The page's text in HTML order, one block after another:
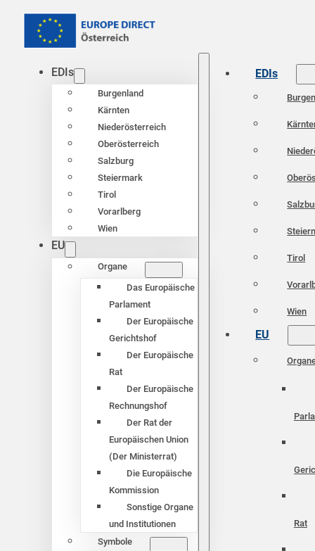
EDIs
Burgenland
Kärnten
Niederösterreich
Oberösterreich
Salzburg
Steiermark
Tirol
Vorarlberg
Wien
EU
Organe
Das Europäische
Parlament
Der Europäische
Gerichtshof
Der Europäische
Rat
Der Europäische
Rechnungshof
Der Rat der
Europäischen Union
(Der Ministerrat)
Die Europäische
Kommission
Sonstige Organe
und Institutionen
Symbole
EDIs
Tirol
Wien
EU
Rat